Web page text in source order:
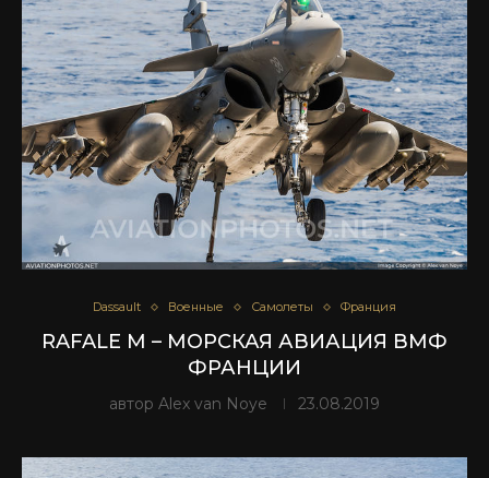
Dassault Военные Самолеты Франция
RAFALE M – МОРСКАЯ АВИАЦИЯ ВМФ
ФРАНЦИИ
автор Alex van Noye 23.08.2019